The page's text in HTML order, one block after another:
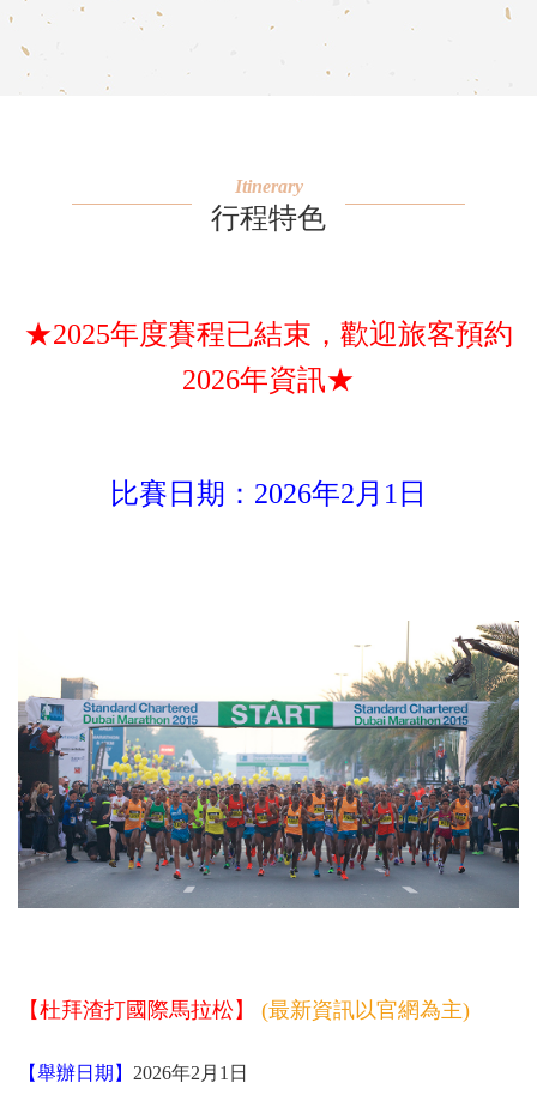
Itinerary
行程特色
★2025年度賽程已結束，歡迎旅客預約
2026年資訊★
比賽日期：2026年2月1日
【杜拜渣打國際馬拉松】 (最新資訊以官網為主)
【舉辦日期】 2026年2月1日